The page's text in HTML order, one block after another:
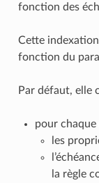
fonction des
Cette
fonction du
Par défaut, elle
pour chaque
les
la règle